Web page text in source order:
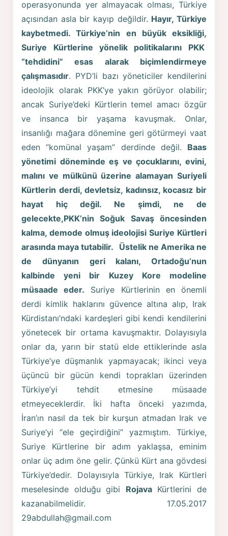
operasyonunda yer almayacak olması, Türkiye
açısından asla bir kayıp değildir. Hayır, Türkiye
kaybetmedi. Türkiye’nin en büyük eksikliği,
Suriye Kürtlerine yönelik politikalarını PKK
“tehdidini” esas alarak biçimlendirmeye
çalışmasıdır. PYD’li bazı yöneticiler kendilerini
ideolojik olarak PKK’ye yakın görüyor olabilir;
ancak Suriye’deki Kürtlerin temel amacı özgür
ve insanca bir yaşama kavuşmak. Onlar,
insanlığı mağara dönemine geri götürmeyi vaat
eden “komünal yaşam” derdinde değil. Baas
yönetimi döneminde eş ve çocuklarını, evini,
malını ve mülkünü üzerine alamayan Suriyeli
Kürtlerin derdi, devletsiz, kadınsız, kocasız bir
hayat hiç değil. Ne şimdi, ne de
gelecekte,PKK’nin Soğuk Savaş öncesinden
kalma, demode olmuş ideolojisi Suriye Kürtleri
arasında maya tutabilir.
Üstelik ne Amerika ne
de dünyanın geri kalanı, Ortadoğu’nun
kalbinde yeni bir Kuzey Kore modeline
müsaade eder. Suriye Kürtlerinin en önemli
derdi kimlik haklarını güvence altına alıp, Irak
Kürdistanı’ndaki kardeşleri gibi kendi kendilerini
yönetecek bir ortama kavuşmaktır. Dolayısıyla
onlar da, yarın bir statü elde ettiklerinde asla
Türkiye’ye düşmanlık yapmayacak; ikinci veya
üçüncü bir gücün kendi toprakları üzerinden
Türkiye’yi tehdit etmesine müsaade
etmeyeceklerdir. İki hafta önceki yazımda,
İran’ın nasıl da tek bir kurşun atmadan Irak ve
Suriye’yi “ele geçirdiğini” yazmıştım. Türkiye,
Suriye Kürtlerine bir adım yaklaşsa, eminim
onlar üç adım öne gelir. Çünkü Kürt ana gövdesi
Türkiye’dedir. Dolayısıyla Türkiye, Irak Kürtleri
meselesinde olduğu gibi RojavaKürtlerini de
kazanabilmelidir. 17.05.2017
29abdullah@gmail.com